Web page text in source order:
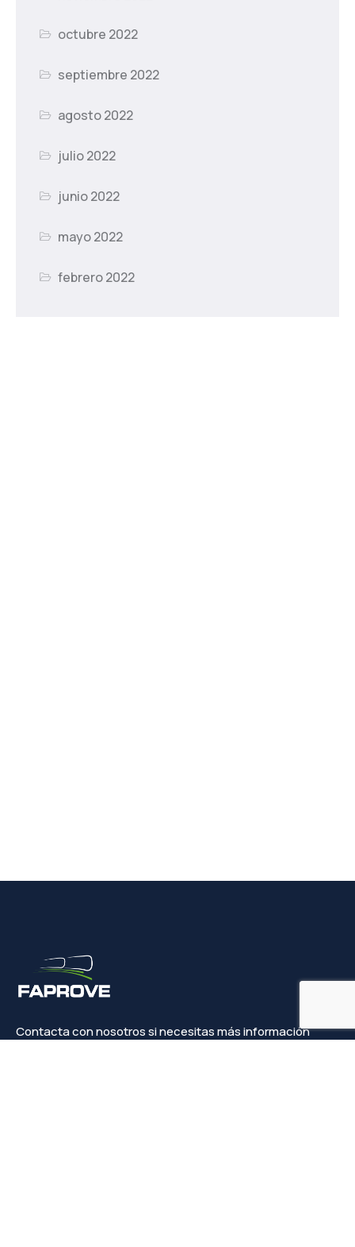
octubre 2022
septiembre 2022
agosto 2022
julio 2022
junio 2022
mayo 2022
febrero 2022
Contacta con nosotros si necesitas más información